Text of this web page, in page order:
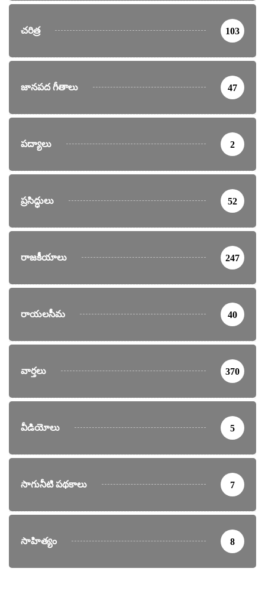
చరిత్ర 103
జానపద గీతాలు 47
పద్యాలు 2
ప్రసిద్ధులు 52
రాజకీయాలు 247
రాయలసీమ 40
వార్తలు 370
వీడియోలు 5
సాగునీటి పథకాలు 7
సాహిత్యం 8